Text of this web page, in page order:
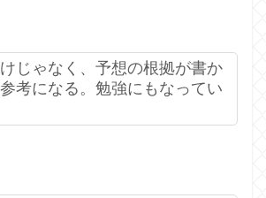
じゃなく、予想の根拠が書か
考になる。勉強にもなってい